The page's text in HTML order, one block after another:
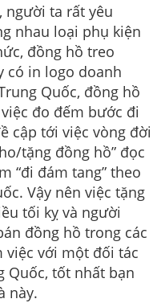
người ta rất yêu
nhau loại phụ kiện
đồng hồ treo
có in logo doanh
Quốc, đồng hồ
đo đếm bước đi
cập tới việc vòng đời
tặng đồng hồ” đọc
“đi đám tang” theo
Vậy nên việc tặng
tối kỵ và người
đồng hồ trong các
việc với một đối tác
Quốc, tốt nhất bạn
này.